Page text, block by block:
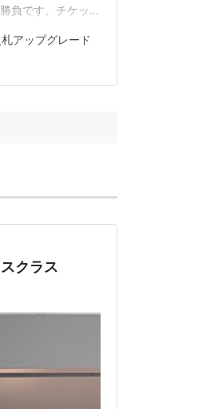
負です。チケット
に重要です。例え
札アップグレード
クラス